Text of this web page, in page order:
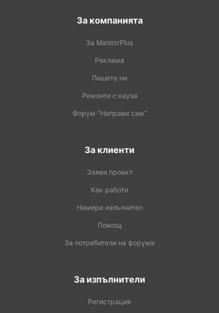
За компанията
За MaistorPlus
Реклама
Пишете ни
Ремонти с кауза
Форум "Направи сам"
За клиенти
Заяви проект
Как работи
Намери изпълнител
Помощ
За потребители на форума
За изпълнители
Регистрация